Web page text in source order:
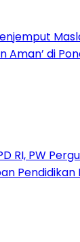
Aman’ di
RI, PW
Pendidikan